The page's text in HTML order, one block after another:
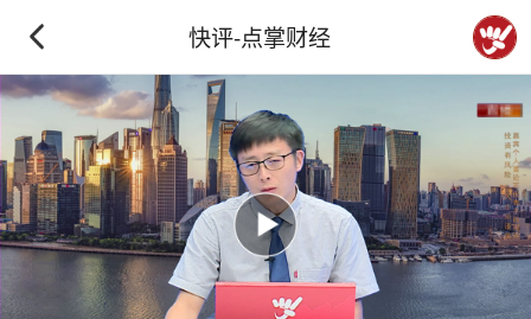
快评-点掌财经